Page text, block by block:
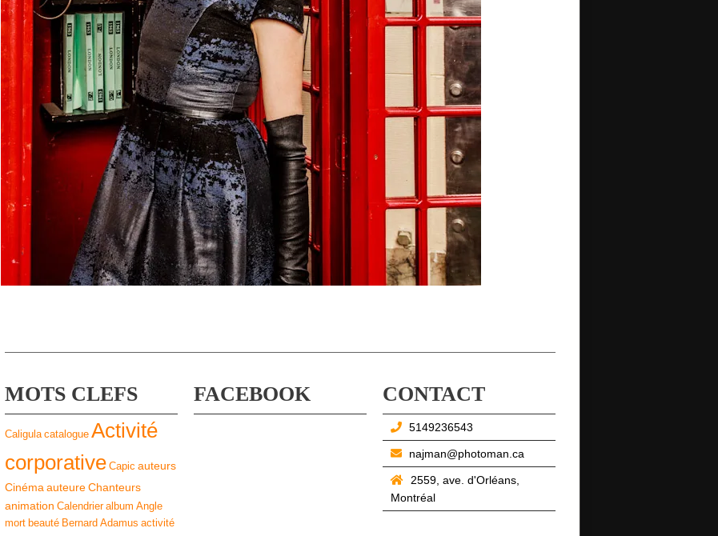
MOTS CLEFS
Caligula catalogue Activité
corporative Capic auteurs
Cinéma auteureChanteurs
animation Calendrier album Angle
mort beauté Bernard Adamus activité
FACEBOOK CONTACT
5149236543
najman@photoman.ca
2559, ave. d'Orléans,
Montréal